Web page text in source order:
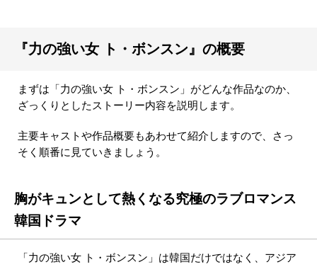
『力の強い女 ト・ボンスン』の概要
まずは「力の強い女 ト・ボンスン」がどんな作品なのか、
ざっくりとしたストーリー内容を説明します。
主要キャストや作品概要もあわせて紹介しますので、さっ
そく順番に見ていきましょう。
胸がキュンとして熱くなる究極のラブロマンス
韓国ドラマ
「力の強い女 ト・ボンスン」は韓国だけではなく、アジア